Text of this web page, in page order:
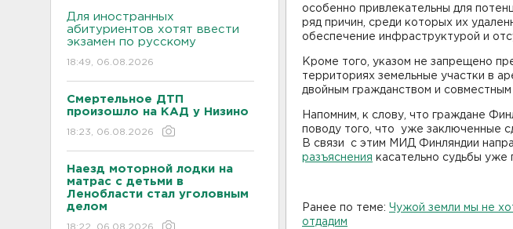
Для иностранных
абитуриентов хотят ввести
экзамен по русскому
18:49, 06.08.2026
Смертельное ДТП
произошло на КАД у Низино
18:23, 06.08.2026
Наезд моторной лодки на
матрас с детьми в
Ленобласти стал уголовным
делом
18:22, 06.08.2026
особенно привлекательны для
ряд причин, среди которых их
обеспечение инфраструктурой и
Кроме того, указом не запрещено
территориях земельные участки в
двойным гражданством и совместным
Напомним, к слову, что граждане
поводу того, что уже заключенные
В связи с этим МИД Финляндии
разъяснения касательно судьбы уже
Ранее по теме: Чужой земли мы не
отдадим